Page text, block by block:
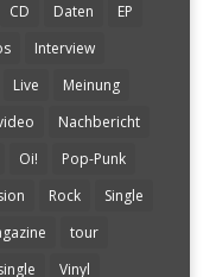
CD Daten
EP
Interview
Live
Meinung
Nachbericht
Oi!
Pop-Punk
Rock
Single
tour
Vinyl